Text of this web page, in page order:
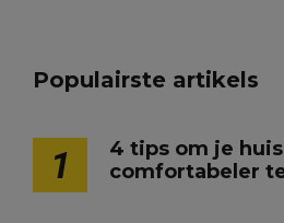
Populairste artikels
1
4 tips om je
comfortabeler